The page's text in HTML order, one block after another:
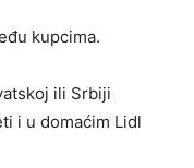
kupcima.
ili Srbiji
i u domaćim Lidl